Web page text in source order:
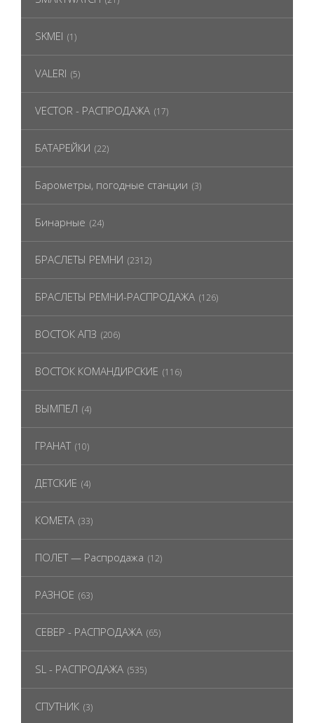
SKMEI (1)
VALERI (5)
VECTOR - РАСПРОДАЖА (17)
БАТАРЕЙКИ (22)
Барометры, погодные станции (3)
Бинарные (24)
БРАСЛЕТЫ РЕМНИ (2312)
БРАСЛЕТЫ РЕМНИ-РАСПРОДАЖА (126)
ВОСТОК АПЗ (206)
ВОСТОК КОМАНДИРСКИЕ (116)
ВЫМПЕЛ (4)
ГРАНАТ (10)
ДЕТСКИЕ (4)
КОМЕТА (33)
ПОЛЕТ — Распродажа (12)
РАЗНОЕ (63)
СЕВЕР - РАСПРОДАЖА (65)
SL - РАСПРОДАЖА (535)
СПУТНИК (3)